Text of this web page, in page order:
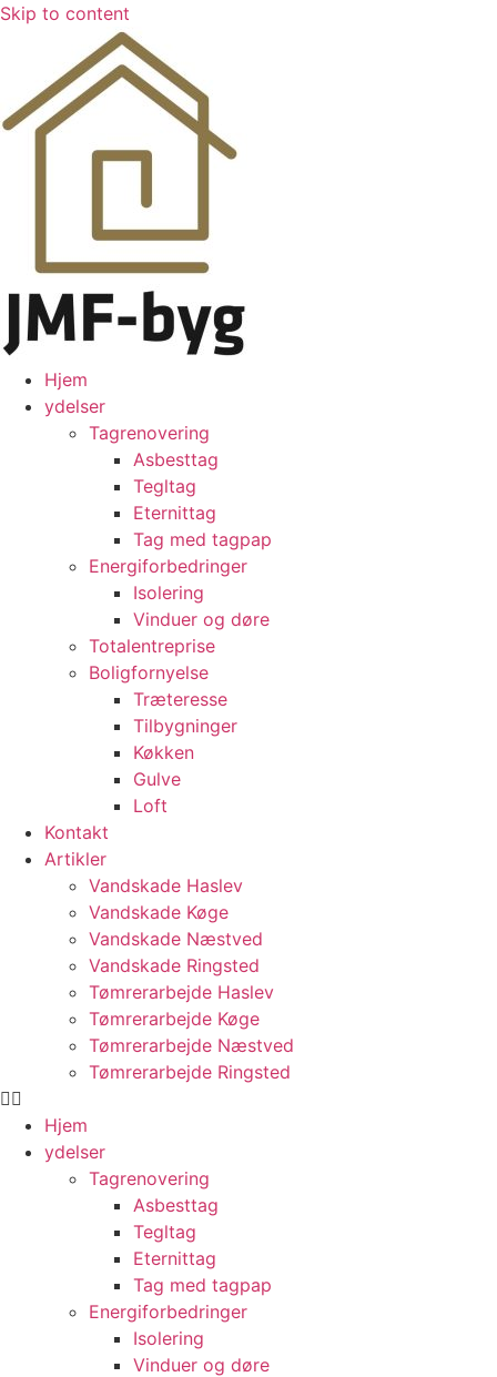
Skip to content
Hjem
ydelser
Tagrenovering
Asbesttag
Tegltag
Eternittag
Tag med tagpap
Energiforbedringer
Isolering
Vinduer og døre
Totalentreprise
Boligfornyelse
Træteresse
Tilbygninger
Køkken
Gulve
Loft
Kontakt
Artikler
Vandskade Haslev
Vandskade Køge
Vandskade Næstved
Vandskade Ringsted
Tømrerarbejde Haslev
Tømrerarbejde Køge
Tømrerarbejde Næstved
Tømrerarbejde Ringsted
Hjem
ydelser
Tagrenovering
Asbesttag
Tegltag
Eternittag
Tag med tagpap
Energiforbedringer
Isolering
Vinduer og døre